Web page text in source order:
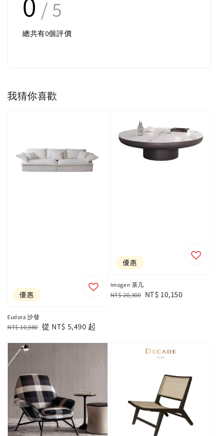
/ 5
總共有0個評價
我猜你喜歡
優惠
Eudora 沙發
Regular
NT$ 10,980 Sale
從 NT$ 5,490 起
優惠
Imogen 茶几
Regular
NT$ 20,300 Sale
NT$ 10,150